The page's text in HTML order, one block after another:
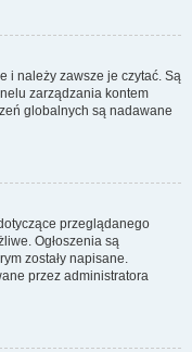
i należy zawsze je czytać. Są
zarządzania kontem
globalnych są nadawane
przeglądanego
Ogłoszenia są
zostały napisane.
przez administratora